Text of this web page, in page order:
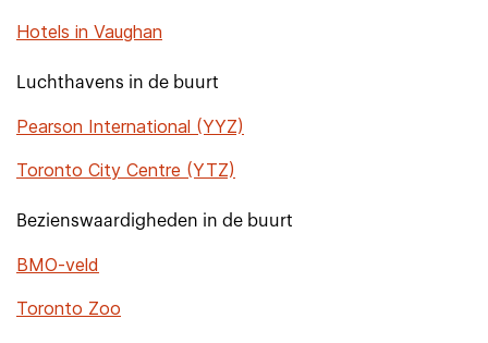
Hotels in Vaughan
Luchthavens in de buurt
Pearson International (YYZ)
Toronto City Centre (YTZ)
Bezienswaardigheden in de buurt
BMO-veld
Toronto Zoo